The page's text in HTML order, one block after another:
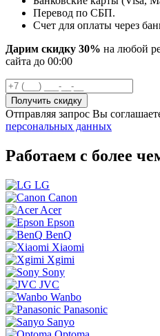
Перевод по СБП.
Счет для оплаты через
Дарим скидку 30% на любой
сайта до 00:00
Отправляя запрос Вы
персональных данных
Работаем с более
LG
Canon
Acer
Epson
BenQ
Xiaomi
Xgimi
Sony
JVC
Wanbo
Panasonic
Sanyo